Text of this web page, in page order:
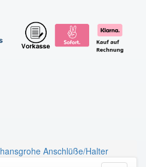
hansgrohe Anschlüße/Halter